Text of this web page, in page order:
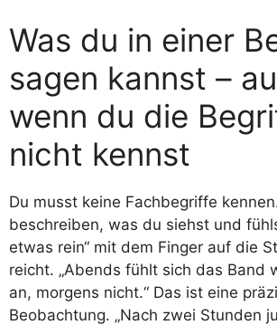
Was du in einer
sagen kannst –
wenn du die
nicht kennst
Du musst keine Fachbegriffe
beschreiben, was du siehst und
etwas rein“ mit dem Finger auf die
reicht. „Abends fühlt sich das Band
an, morgens nicht.“ Das ist eine
Beobachtung. „Nach zwei Stunden